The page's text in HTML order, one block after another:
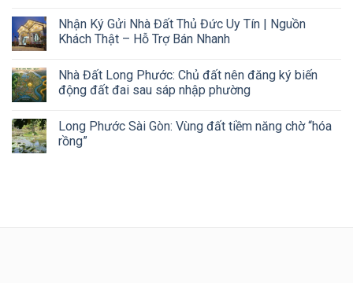
Nhận Ký Gửi Nhà Đất Thủ Đức Uy Tín | Nguồn
Khách Thật – Hỗ Trợ Bán Nhanh
Nhà Đất Long Phước: Chủ đất nên đăng ký biến
động đất đai sau sáp nhập phường
Long Phước Sài Gòn: Vùng đất tiềm năng chờ “hóa
rồng”